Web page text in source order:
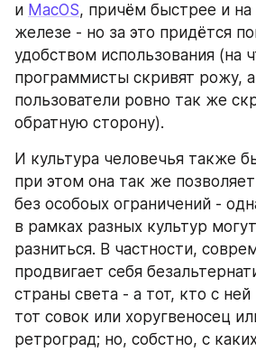
и MacOS, причём быстрее и на
железе - но за это придётся
удобством использования (на
программисты скривят рожу,
пользователи ровно так же
обратную сторону).
И культура человечья также
при этом она так же
без особоых ограничений -
в рамках разных культур
разниться. В частности,
продвигает себя
страны света - а тот, кто с ней
тот совок или хоругвеносец
ретроград; но, собстно, с